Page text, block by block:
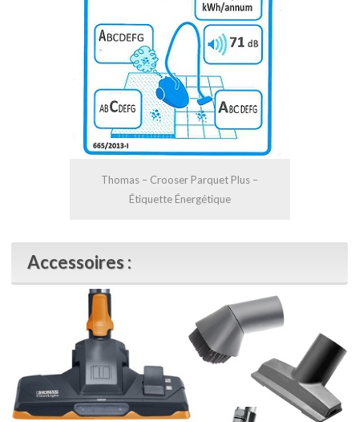
Thomas – Crooser Parquet Plus –
Étiquette Énergétique
Accessoires :